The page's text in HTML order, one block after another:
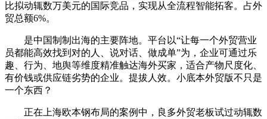
比拟动辄数万美元的国际竞品，实现从全流程智能拓客。占外
贸总额6%。
是中国制制出海的主要阵地。平台以“让每一个外贸营业
员都能高效找到对的人、说对话、做成单”为，企业可通过乐
趣、行为、地舆等维度精准触达海外买家，适合产物尺度化、
有价钱或供应链劣势的企业。提拔人效。小底本外贸版不只是
一个东西？
正在上海欧本钢布局的案例中，良多外贸老板试过动辄数